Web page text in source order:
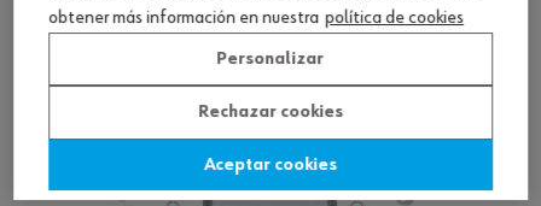
obtener más información en nuestra política de cookies
Personalizar
Rechazar cookies
Aceptar cookies